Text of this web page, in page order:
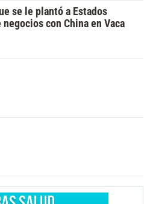
se le plantó a Estados
negocios con China en Vaca